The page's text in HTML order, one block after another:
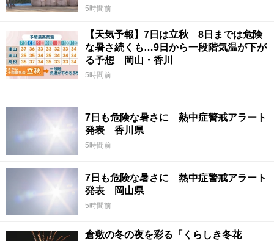
5時間前
【天気予報】7日は立秋 8日までは危険
な暑さ続くも…9日から一段階気温が下が
る予想 岡山・香川
5時間前
7日も危険な暑さに 熱中症警戒アラート
発表 香川県
5時間前
7日も危険な暑さに 熱中症警戒アラート
発表 岡山県
5時間前
倉敷の冬の夜を彩る「くらしき冬花